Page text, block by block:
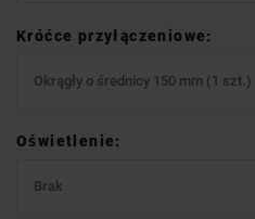
Króćce przyłączeniowe:
Okrągły o średnicy 150 mm (1 szt.)
Oświetlenie:
Brak